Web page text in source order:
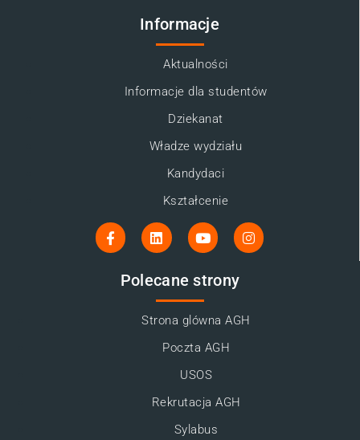
Informacje
Aktualności
Informacje dla studentów
Dziekanat
Władze wydziału
Kandydaci
Kształcenie
Polecane strony
Strona glówna AGH
Poczta AGH
USOS
Rekrutacja AGH
Sylabus